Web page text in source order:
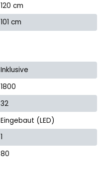
120 cm
101 cm
Inklusive
1800
32
Eingebaut (LED)
1
80